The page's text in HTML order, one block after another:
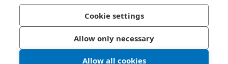
Cookie settings
Allow only necessary
Allow all cookies